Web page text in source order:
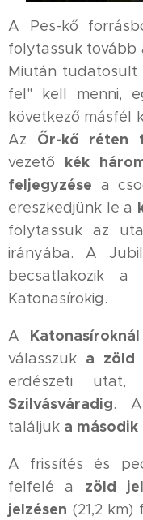
A Pes-kő
folytassuk tovább
Miután tudatosult
fel" kell menni,
következő másfél
Az Őr-kő réten
vezető kék
feljegyzése a
ereszkedjünk le a
folytassuk az
irányába. A
becsatlakozik
Katonasírokig.
A Katonasíroknál
válasszuk a zöld
erdészeti utat,
Szilvásváradig.
találjuk a
A frissítés és
felfelé a zöld
jelzésen (21,2